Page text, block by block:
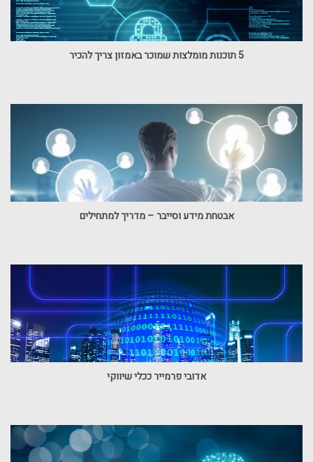
5 תוכנות מומלצות שמוכר באמזון צריך להכיר
אבטחת מידע וסייבר – מדריך למתחילים
אדובי פרמייר ככלי שיווקי